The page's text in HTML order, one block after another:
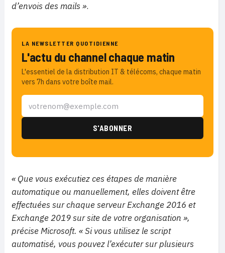
d’envois des mails ».
LA NEWSLETTER QUOTIDIENNE
L'actu du channel chaque matin
L'essentiel de la distribution IT & télécoms, chaque matin
vers 7h dans votre boîte mail.
« Que vous exécutiez ces étapes de manière
automatique ou manuellement, elles doivent être
effectuées sur chaque serveur Exchange 2016 et
Exchange 2019 sur site de votre organisation »,
précise Microsoft. « Si vous utilisez le script
automatisé, vous pouvez l’exécuter sur plusieurs